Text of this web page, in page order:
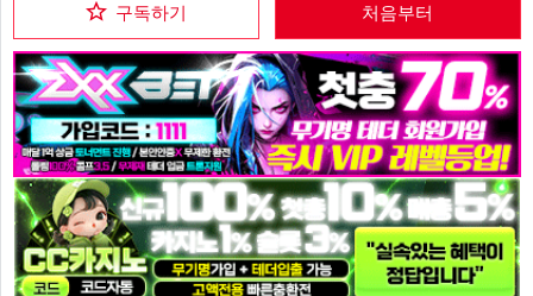
구독하기 처음부터